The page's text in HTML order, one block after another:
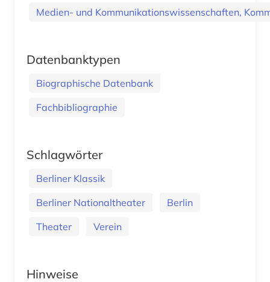
Medien- und Kommunikationswissenschaften,
Datenbanktypen
Biographische Datenbank
Fachbibliographie
Schlagwörter
Berliner Klassik
Berliner Nationaltheater
Berlin
Theater
Verein
Hinweise